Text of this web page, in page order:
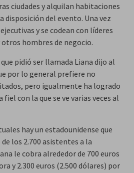
ciudades y alquilan habitaciones
disposición del evento. Una vez
y se codean con líderes
hombres de negocio.
pidió ser llamada Liana dijo al
por lo general prefiere no
pero igualmente ha logrado
con la que se ve varias veces al
hay un estadounidense que
los 2.700 asistentes a la
le cobra alrededor de 700 euros
y 2.300 euros (2.500 dólares) por